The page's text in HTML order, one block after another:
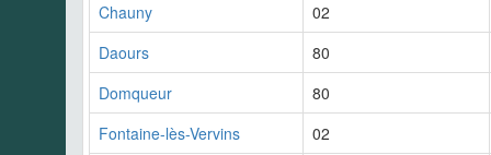
Chauny
02
Daours
80
Domqueur
80
Fontaine-lès-Vervins
02